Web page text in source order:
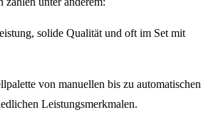
solide Qualität und oft im Set mit
von manuellen bis zu automatischen
Leistungsmerkmalen.